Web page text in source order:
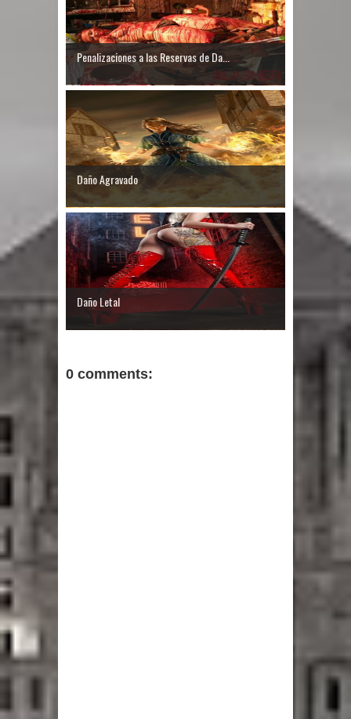
Penalizaciones a las Reservas de Da...
Daño Agravado
Daño Letal
0 comments: